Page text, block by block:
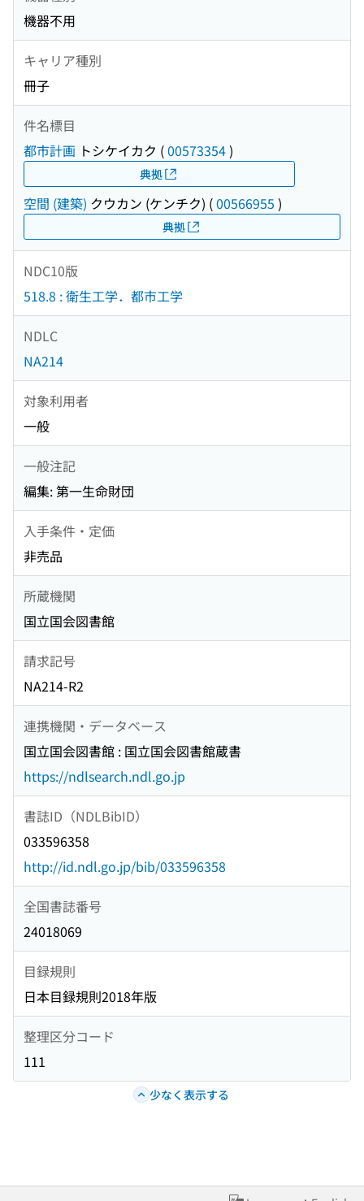
機器不用
キャリア種別
冊子
件名標目
都市計画 トシケイカク (00573354)
典拠
空間 (建築) クウカン (ケンチク) (00566955 )
典拠
NDC10版
518.8 : 衛生工学．都市工学
NDLC
NA214
対象利用者
一般
一般注記
編集: 第一生命財団
入手条件・定価
非売品
所蔵機関
国立国会図書館
請求記号
NA214-R2
連携機関・データベース
国立国会図書館 : 国立国会図書館蔵書
https://ndlsearch.ndl.go.jp
書誌ID（NDLBibID）
033596358
http://id.ndl.go.jp/bib/033596358
全国書誌番号
24018069
目録規則
日本目録規則2018年版
整理区分コード
111
少なく表示する